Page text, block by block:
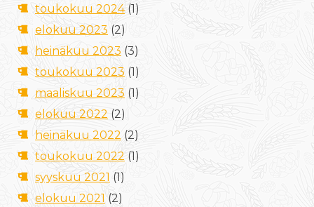
toukokuu 2024(1)
elokuu 2023 (2)
heinäkuu 2023 (3)
toukokuu 2023 (1)
maaliskuu 2023 (1)
elokuu 2022 (2)
heinäkuu 2022 (2)
toukokuu 2022 (1)
syyskuu 2021 (1)
elokuu 2021 (2)